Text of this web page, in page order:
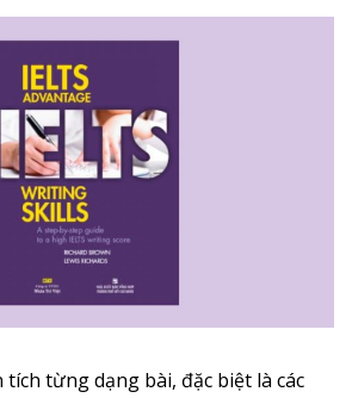
tích từng dạng bài, đặc biệt là các